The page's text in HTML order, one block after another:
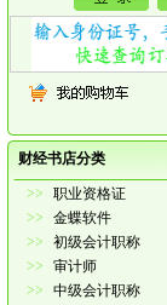
财经书店分类
>>
职业资格证
>>
金蝶软件
>>
初级会计职称
>>
审计师
>>
中级会计职称